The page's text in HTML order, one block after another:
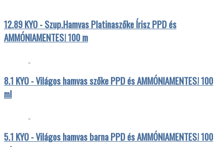
12.89 KYO - Szup.Hamvas Platinaszőke Írisz PPD és
AMMÓNIAMENTES! 100 m
8.1 KYO - Világos hamvas szőke PPD és AMMÓNIAMENTES! 100
ml
5.1 KYO - Világos hamvas barna PPD és AMMÓNIAMENTES! 100